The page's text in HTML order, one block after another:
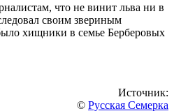
что не винит льва ни в
своим звериным
хищники в семье Берберовых
Источник:
© Русская Семерка